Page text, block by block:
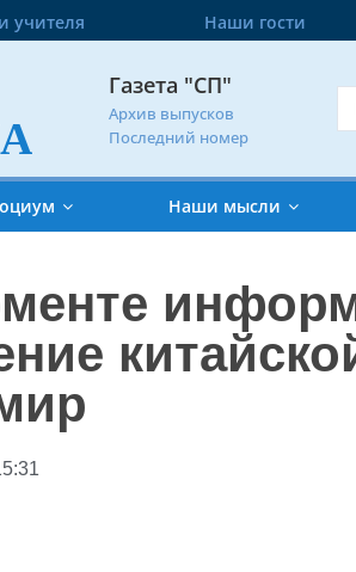
учителя Наши гости
Газета "СП"
Архив выпусков
Последний номер
Наши мысли